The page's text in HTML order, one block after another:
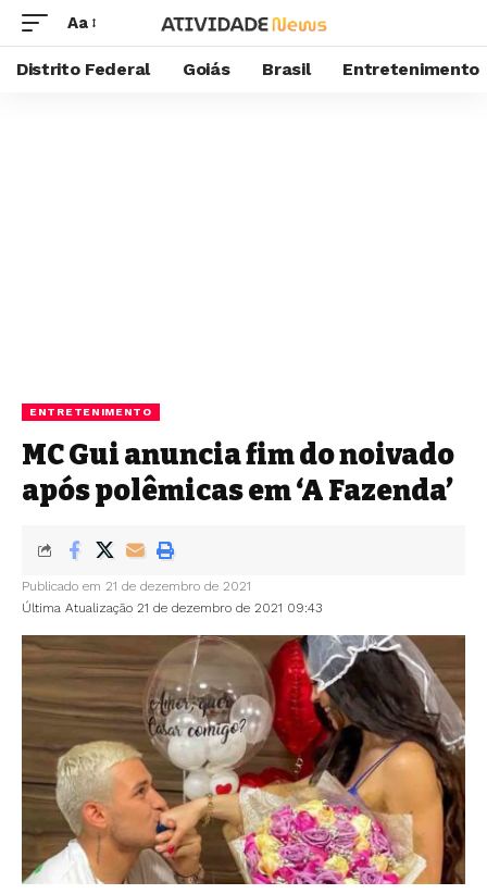
Aa
Distrito Federal Goiás Brasil Entretenimento
ENTRETENIMENTO
MC Gui anuncia fim do noivado
após polêmicas em ‘A Fazenda’
Última Atualização 21 de dezembro de 2021 09:43
Publicado em 21 de dezembro de 2021